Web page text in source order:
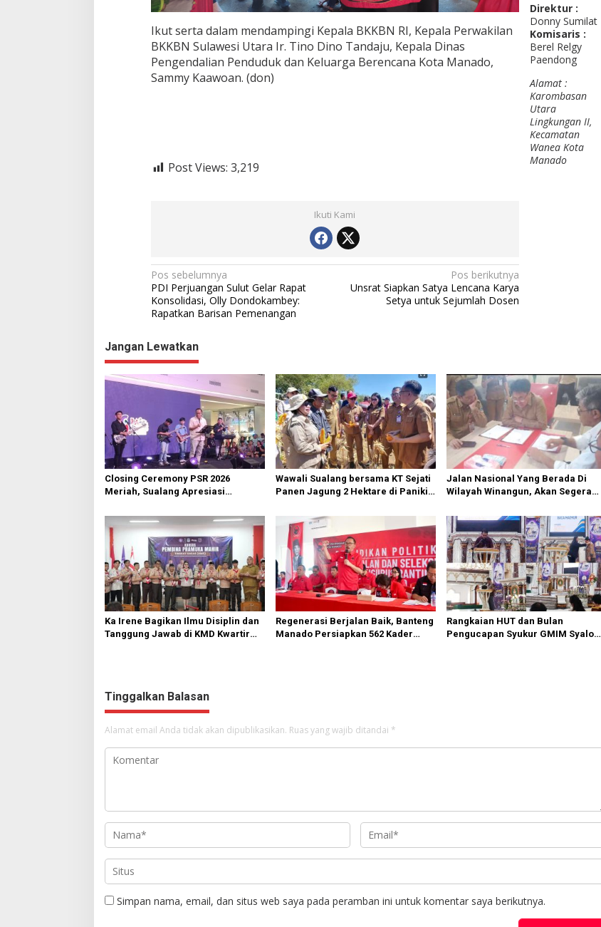
Ikut serta dalam mendampingi Kepala BKKBN RI, Kepala Perwakilan
BKKBN Sulawesi Utara Ir. Tino Dino Tandaju, Kepala Dinas
Pengendalian Penduduk dan Keluarga Berencana Kota Manado,
Sammy Kaawoan. (don)
Post Views: 3,219
Ikuti Kami
N
a
v
g
a
p
o
s
Pos sebelumnya
PDI Perjuangan Sulut Gelar Rapat
Konsolidasi, Olly Dondokambey:
Rapatkan Barisan Pemenangan
Pos berikutnya
Unsrat Siapkan Satya Lencana Karya
Setya untuk Sejumlah Dosen
Direktur :
Donny Sumilat
Komisaris :
Berel Relgy
Paendong
Alamat :
Karombasan
Utara
Lingkungan II,
Kecamatan
Wanea Kota
Manado
Jangan Lewatkan
Closing Ceremony PSR 2026
Meriah, Sualang Apresiasi
Wawali Sualang bersama KT Sejati
Panen Jagung 2 Hektare di Paniki
Jalan Nasional Yang Berada Di
Wilayah Winangun, Akan Segera
Ka Irene Bagikan Ilmu Disiplin dan
Tanggung Jawab di KMD Kwartir
Regenerasi Berjalan Baik, Banteng
Manado Persiapkan 562 Kader
Rangkaian HUT dan Bulan
Pengucapan Syukur GMIM Syalom
Tinggalkan Balasan
Alamat email Anda tidak akan dipublikasikan. Ruas yang wajib ditandai *
Simpan nama, email, dan situs web saya pada peramban ini untuk komentar saya berikutnya.